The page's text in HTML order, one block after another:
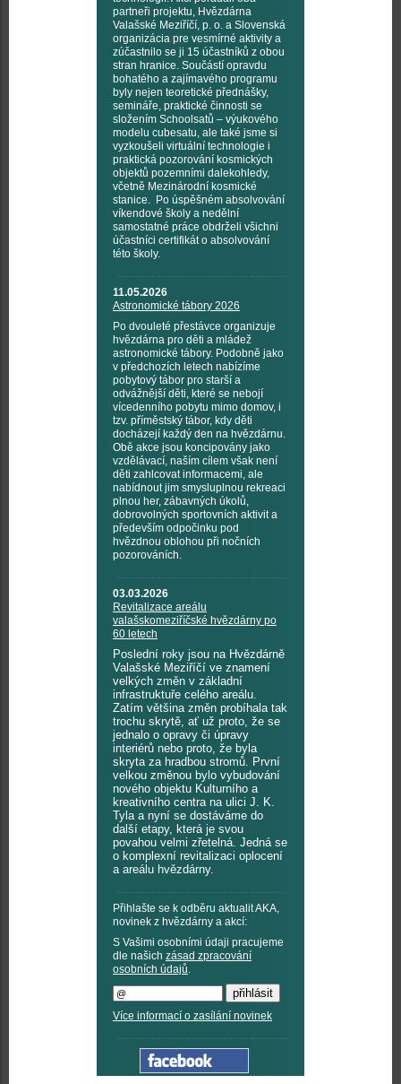
partneři projektu, Hvězdárna
Valašské Meziříčí, p. o. a Slovenská
organizácia pre vesmírné aktivity a
zúčastnilo se ji 15 účastníků z obou
stran hranice. Součástí opravdu
bohatého a zajímavého programu
byly nejen teoretické přednášky,
semináře, praktické činnosti se
složením Schoolsatů – výukového
modelu cubesatu, ale také jsme si
vyzkoušeli virtuální technologie i
praktická pozorování kosmických
objektů pozemními dalekohledy,
včetně Mezinárodní kosmické
stanice. Po úspěšném absolvování
víkendové školy a nedělní
samostatné práce obdrželi všichni
účastníci certifikát o absolvování
této školy.
11.05.2026
Astronomické tábory 2026
Po dvouleté přestávce organizuje
hvězdárna pro děti a mládež
astronomické tábory. Podobně jako
v předchozích letech nabízíme
pobytový tábor pro starší a
odvážnější děti, které se nebojí
vícedenního pobytu mimo domov, i
tzv. příměstský tábor, kdy děti
docházejí každý den na hvězdárnu.
Obě akce jsou koncipovány jako
vzdělávací, naším cílem však není
děti zahlcovat informacemi, ale
nabídnout jim smysluplnou rekreaci
plnou her, zábavných úkolů,
dobrovolných sportovních aktivit a
především odpočinku pod
hvězdnou oblohou při nočních
pozorováních.
03.03.2026
Revitalizace areálu
valašskomeziříčské hvězdárny po
60 letech
Poslední roky jsou na Hvězdárně
Valašské Meziříčí ve znamení
velkých změn v základní
infrastruktuře celého areálu.
Zatím většina změn probíhala tak
trochu skrytě, ať už proto, že se
jednalo o opravy či úpravy
interiérů nebo proto, že byla
skryta za hradbou stromů. První
velkou změnou bylo vybudování
nového objektu Kulturního a
kreativního centra na ulici J. K.
Tyla a nyní se dostáváme do
další etapy, která je svou
povahou velmi zřetelná. Jedná se
o komplexní revitalizaci oplocení
a areálu hvězdárny.
Přihlašte se k odběru aktualit AKA,
novinek z hvězdárny a akcí:
S Vašimi osobními údaji pracujeme
dle našich zásad zpracování
osobních údajů.
Více informací o zasílání novinek